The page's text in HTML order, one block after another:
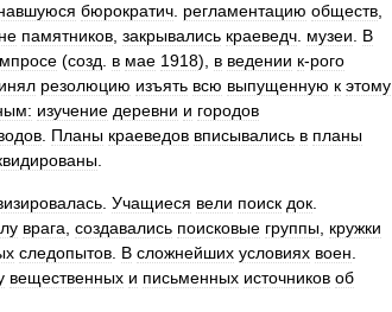
бюрократич регламентацию обществ
памятников закрывались краеведч музеи
В
(созд в мае 1918), в ведении к-рого
резолюцию изъять всю выпущенную к этому
изучение деревни и городов
Планы краеведов вписывались в планы
Учащиеся вели поиск док
врага создавались поисковые группы кружки
следопытов В сложнейших условиях воен
вещественных и письменных источников об